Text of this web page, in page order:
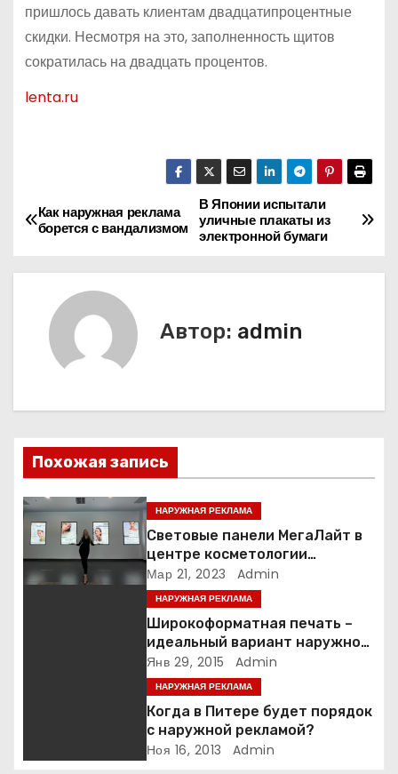
пришлось давать клиентам двадцатипроцентные
скидки. Несмотря на это, заполненность щитов
сократилась на двадцать процентов.
lenta.ru
Н
ц
и
я
п
о
В Японии испытали
уличные плакаты из
электронной бумаги
Как наружная реклама
борется с вандализмом
Автор: admin
Похожая запись
НАРУЖНАЯ РЕКЛАМА
Световые панели МегаЛайт в
центре косметологии
Гиалурон бай
Мар 21, 2023 Admin
НАРУЖНАЯ РЕКЛАМА
Широкоформатная печать –
идеальный вариант наружной
рекламы
Янв 29, 2015 Admin
НАРУЖНАЯ РЕКЛАМА
Когда в Питере будет порядок
с наружной рекламой?
Ноя 16, 2013 Admin